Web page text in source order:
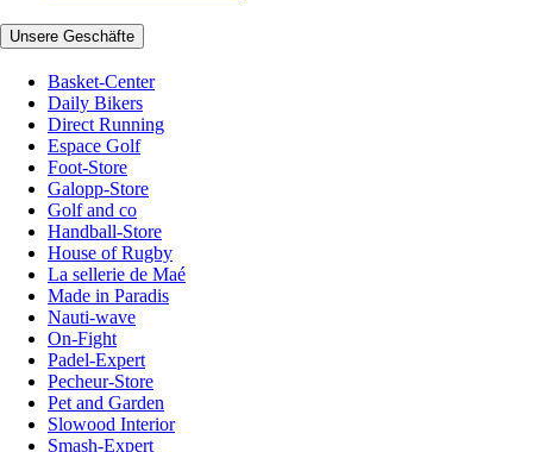
Unsere Geschäfte
Basket-Center
Daily Bikers
Direct Running
Espace Golf
Foot-Store
Galopp-Store
Golf and co
Handball-Store
House of Rugby
La sellerie de Maé
Made in Paradis
Nauti-wave
On-Fight
Padel-Expert
Pecheur-Store
Pet and Garden
Slowood Interior
Smash-Expert